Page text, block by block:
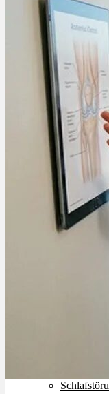
Extrakte
Ablauf
Therapien
Alle
ADHS